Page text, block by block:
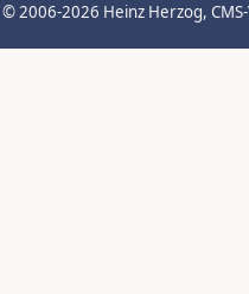
© 2006-2026 Heinz Herzog,